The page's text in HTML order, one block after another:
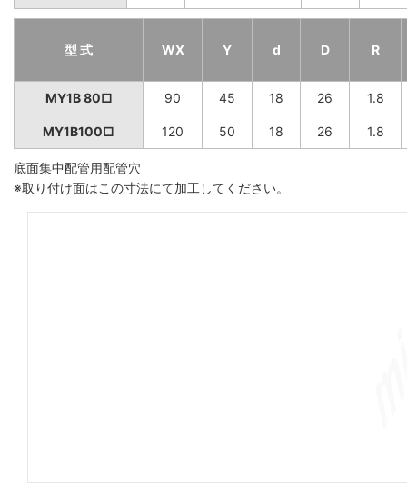
型 式 WX Y d D R
MY1B 80□ 90 45 18 26 1.8
MY1B100□ 120 50 18 26 1.8
底面集中配管用配管穴
※取り付け面はこの寸法にて加工してください。